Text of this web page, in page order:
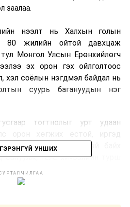
заалаа.
нээлт нь Халхын голын
80 жилийн ойтой давхцаж
тул Монгол Улсын Ерөнхийлөгч
эх орон гэх ойлголтоос
хэл соёлын нэгдмэл байдал нь
суурь багануудын нэг
тогтнолыг урт удаан
сэтгэхүй, ёс зүйтэй байх
сануулж, теле хичээлийн турш
УНШИХ